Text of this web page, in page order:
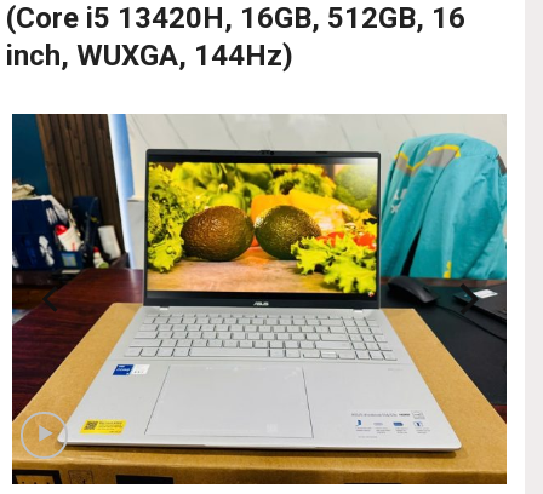
(Core i5 13420H, 16GB, 512GB, 16
inch, WUXGA, 144Hz)